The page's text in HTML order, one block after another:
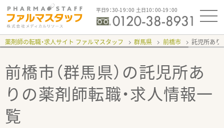
平日9：30-19：00 土日10：00-19：00
薬剤師の転職・求人サイト ファルマスタッフ 群馬県 前橋市 託児所あり
前橋市（群馬県）の託児所あ
り の薬剤師転職・求人情報一
覧